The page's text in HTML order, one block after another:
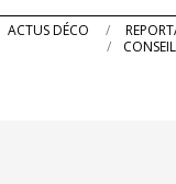
Primary
ACTUS DÉCO